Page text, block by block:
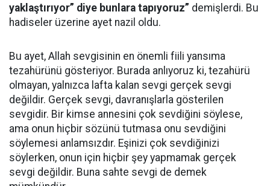
yaklaştırıyor” diye bunlara tapıyoruz” demişlerdi. Bu
hadiseler üzerine ayet nazil oldu.
Bu ayet, Allah sevgisinin en önemli fiili yansıma
tezahürünü gösteriyor. Burada anlıyoruz ki, tezahürü
olmayan, yalnızca lafta kalan sevgi gerçek sevgi
değildir. Gerçek sevgi, davranışlarla gösterilen
sevgidir. Bir kimse annesini çok sevdiğini söylese,
ama onun hiçbir sözünü tutmasa onu sevdiğini
söylemesi anlamsızdır. Eşinizi çok sevdiğinizi
söylerken, onun için hiçbir şey yapmamak gerçek
sevgi değildir. Buna sahte sevgi de demek